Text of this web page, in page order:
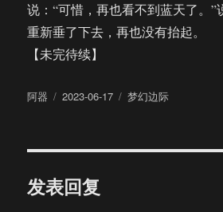
说：“可惜，再也看不到蓝天了。”
重新垂了下去，再也没有抬起。
【未完待续】
作
阿器
发
2023-06-17
分
梦幻边际
发表回复